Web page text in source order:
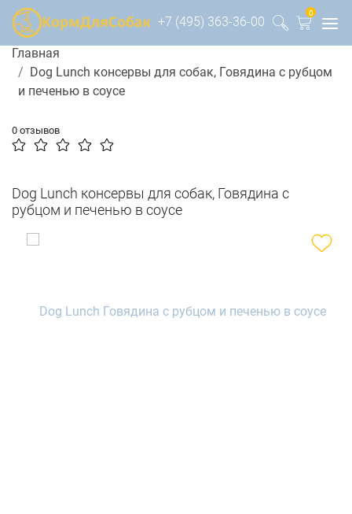
+7 (495) 363-36-00
0
Главная
Dog Lunch консервы для собак, Говядина с рубцом
и печенью в соусе
0 отзывов
Dog Lunch консервы для собак, Говядина с
рубцом и печенью в соусе